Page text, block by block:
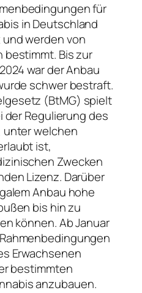
für
in Deutschland
werden von
Bis zur
war der Anbau
schwer bestraft.
(BtMG) spielt
der Regulierung des
welchen
ist,
Zwecken
Lizenz. Darüber
Anbau hohe
bis hin zu
können. Ab Januar
Erwachsenen
bestimmten
anzubauen.